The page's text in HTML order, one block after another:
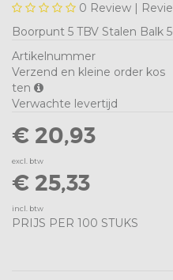
0 Review |
Boorpunt 5 TBV Stalen Balk
Artikelnummer
Verzend en kleine order kos
ten
Verwachte levertijd
€ 20,93
excl. btw
€ 25,33
incl. btw
PRIJS PER 100 STUKS